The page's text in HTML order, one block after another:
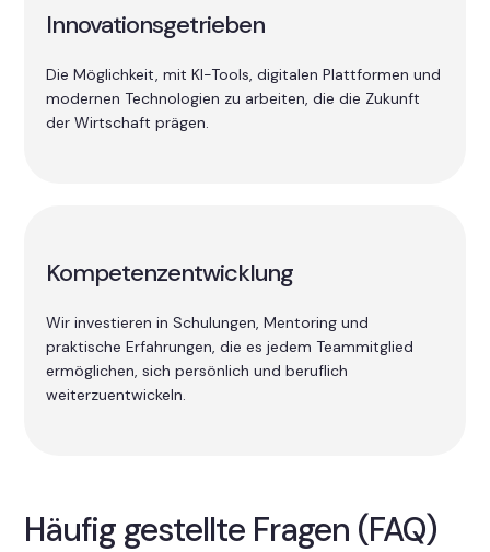
Innovationsgetrieben
Die Möglichkeit, mit KI-Tools, digitalen Plattformen und
modernen Technologien zu arbeiten, die die Zukunft
der Wirtschaft prägen.
Kompetenzentwicklung
Wir investieren in Schulungen, Mentoring und
praktische Erfahrungen, die es jedem Teammitglied
ermöglichen, sich persönlich und beruflich
weiterzuentwickeln.
Häufig gestellte Fragen (FAQ)